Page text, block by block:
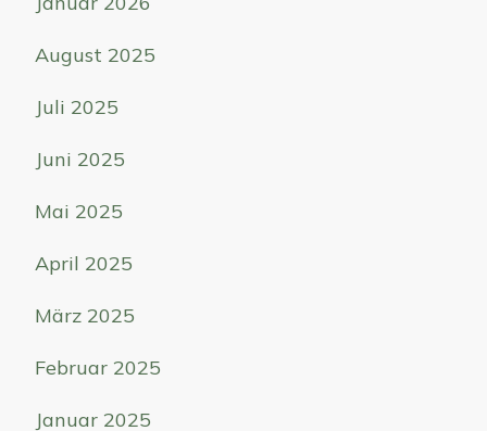
August 2025
Juli 2025
Juni 2025
Mai 2025
April 2025
März 2025
Februar 2025
Januar 2025